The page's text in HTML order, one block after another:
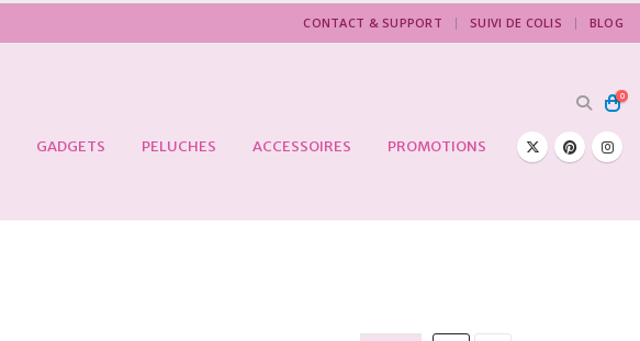
CONTACT & SUPPORT SUIVI DE COLIS BLOG
0
GADGETS PELUCHES ACCESSOIRES PROMOTIONS